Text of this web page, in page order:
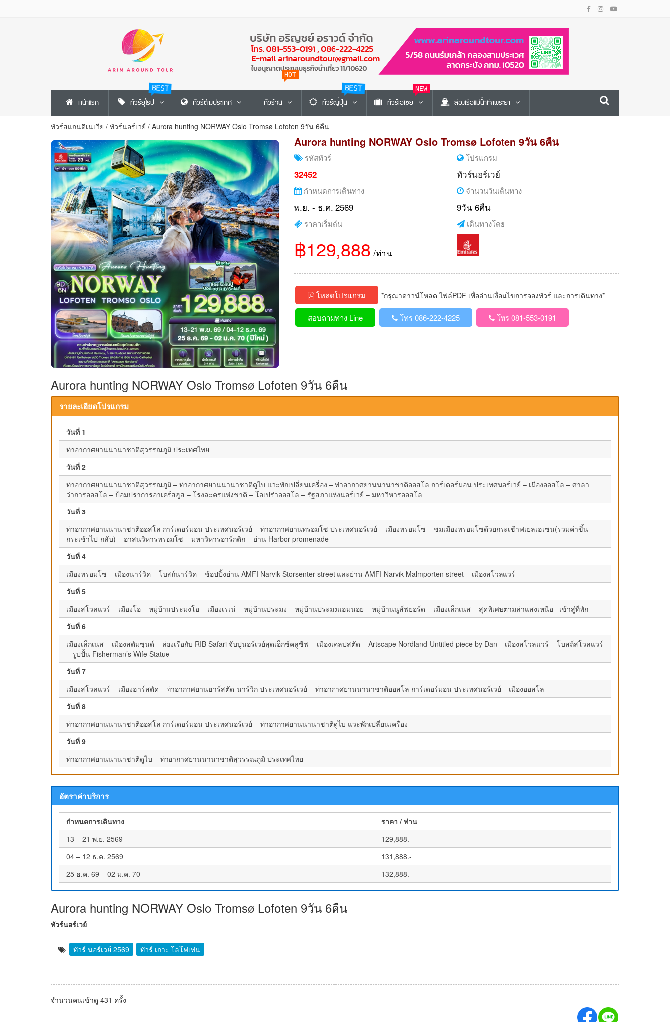
หน้าแรก ทัวร์ยุโรป
BEST
ทัวร์ต่างประเทศ ทัวร์จีน
HOT
ทัวร์ญี่ปุ่น
BEST
ทัวร์เอเซีย
NEW
ล่องเรือแม่น้ำเจ้าพระยา
ทัวร์สแกนดิเนเวีย / ทัวร์นอร์เวย์ / Aurora hunting NORWAY Oslo Tromsø Lofoten 9วัน 6คืน
Aurora hunting NORWAY Oslo Tromsø Lofoten 9วัน 6คืน
รหัสทัวร์
32452
โปรแกรม
ทัวร์นอร์เวย์
กำหนดการเดินทาง
พ.ย. - ธ.ค. 2569
จำนวนวันเดินทาง
9วัน 6คืน
ราคาเริ่มต้น
฿129,888 /ท่าน
เดินทางโดย
โหลดโปรแกรม *กรุณาดาวน์โหลด ไฟล์PDF เพื่ออ่านเงื่อนไขการจองทัวร์ และการเดินทาง*
สอบถามทาง Line โทร 086-222-4225 โทร 081-553-0191
Aurora hunting NORWAY Oslo Tromsø Lofoten 9วัน 6คืน
รายละเอียดโปรแกรม
วันที่ 1
ท่าอากาศยานนานาชาติสุวรรณภูมิ ประเทศไทย
วันที่ 2
ท่าอากาศยานนานาชาติสุวรรณภูมิ – ท่าอากาศยานนานาชาติดูไบ แวะพักเปลี่ยนเครื่อง – ท่าอากาศยานนานาชาติออสโล การ์เดอร์มอน ประเทศนอร์เวย์ – เมืองออสโล – ศาลา
ว่าการออสโล – ป้อมปราการอาเคร์สฮูส – โรงละครแห่งชาติ – โอเปร่าออสโล – รัฐสภาแห่งนอร์เวย์ – มหาวิหารออสโล
วันที่ 3
ท่าอากาศยานนานาชาติออสโล การ์เดอร์มอน ประเทศนอร์เวย์ – ท่าอากาศยานทรอมโซ ประเทศนอร์เวย์ – เมืองทรอมโซ – ชมเมืองทรอมโซด้วยกระเช้าฟเยลเฮเซน(รวมค่าขึ้น
กระเช้าไป-กลับ) – อาสนวิหารทรอมโซ – มหาวิหารอาร์กติก – ย่าน Harbor promenade
วันที่ 4
เมืองทรอมโซ – เมืองนาร์วิค – โบสถ์นาร์วิค – ช้อปปิ้งย่าน AMFI Narvik Storsenter street และย่าน AMFI Narvik Malmporten street – เมืองสโวลแวร์
วันที่ 5
เมืองสโวลแวร์ – เมืองโอ – หมู่บ้านประมงโอ – เมืองเรเน่ – หมู่บ้านประมง – หมู่บ้านประมงแฮมนอย – หมู่บ้านนูส์ฟยอร์ด – เมืองเล็กเนส – สุดพิเศษตามล่าแสงเหนือ– เข้าสู่ที่พัก
วันที่ 6
เมืองเล็กเนส – เมืองสตัมซุนด์ – ล่องเรือกับ RIB Safari จับปูนอร์เวย์สุดเอ็กซ์คลูซีฟ – เมืองเคลปสตัด – Artscape Nordland-Untitled piece by Dan – เมืองสโวลแวร์ – โบสถ์สโวลแวร์
– รูปปั้น Fisherman’s Wife Statue
วันที่ 7
เมืองสโวลแวร์ – เมืองฮาร์สตัด – ท่าอากาศยานฮาร์สตัด-นาร์วิก ประเทศนอร์เวย์ – ท่าอากาศยานนานาชาติออสโล การ์เดอร์มอน ประเทศนอร์เวย์ – เมืองออสโล
วันที่ 8
ท่าอากาศยานนานาชาติออสโล การ์เดอร์มอน ประเทศนอร์เวย์ – ท่าอากาศยานนานาชาติดูไบ แวะพักเปลี่ยนเครื่อง
วันที่ 9
ท่าอากาศยานนานาชาติดูไบ – ท่าอากาศยานนานาชาติสุวรรณภูมิ ประเทศไทย
อัตราค่าบริการ
กำหนดการเดินทาง
ราคา / ท่าน
13 – 21 พ.ย. 2569
129,888.-
04 – 12 ธ.ค. 2569
131,888.-
25 ธ.ค. 69 – 02 ม.ค. 70
132,888.-
Aurora hunting NORWAY Oslo Tromsø Lofoten 9วัน 6คืน
ทัวร์นอร์เวย์
ทัวร์ นอร์เวย์ 2569 ทัวร์ เกาะ โลโฟเท่น
จำนวนคนเข้าดู 431 ครั้ง